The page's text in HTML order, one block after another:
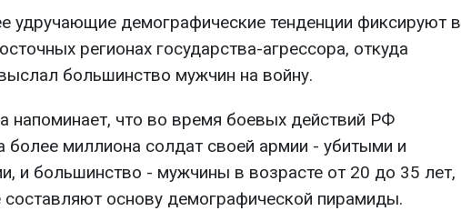
удручающие демографические тенденции фиксируют в
регионах государства-агрессора, откуда
большинство мужчин на войну.
напоминает, что во время боевых действий РФ
более миллиона солдат своей армии - убитыми и
и большинство - мужчины в возрасте от 20 до 35 лет,
составляют основу демографической пирамиды.